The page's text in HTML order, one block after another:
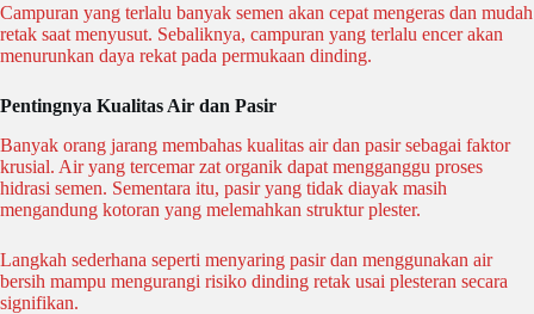
Campuran yang terlalu banyak semen akan cepat mengeras dan mudah
retak saat menyusut. Sebaliknya, campuran yang terlalu encer akan
menurunkan daya rekat pada permukaan dinding.
Pentingnya Kualitas Air dan Pasir
Banyak orang jarang membahas kualitas air dan pasir sebagai faktor
krusial. Air yang tercemar zat organik dapat mengganggu proses
hidrasi semen. Sementara itu, pasir yang tidak diayak masih
mengandung kotoran yang melemahkan struktur plester.
Langkah sederhana seperti menyaring pasir dan menggunakan air
bersih mampu mengurangi risiko dinding retak usai plesteran secara
signifikan.